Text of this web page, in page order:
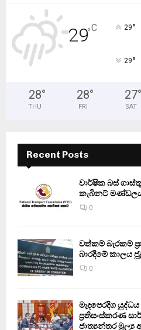
29°C 29°
29°
28°
THU
28°
FRI
27°
SAT
Recent Posts
වාර්ෂික බස්
කැබිනට්
0
වත්කම් බැරකම්
බාරදීමේ කාලය
0
මැදපෙරදිග
ප්‍රතිසංස්කරණ
ජාත්‍යන්තර මූල්‍ය